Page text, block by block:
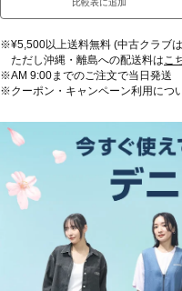
比較表に追加
※¥5,500以上送料無料 (中古クラブ
ただし沖縄・離島への配送料はこ
※AM 9:00までのご注文で当日発送
※クーポン・キャンペーン利用につ